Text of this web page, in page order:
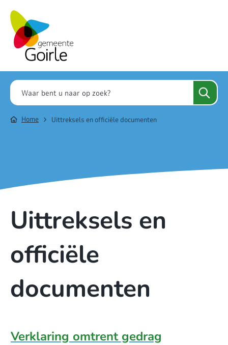
Home Uittreksels en officiële documenten
Uittreksels en
officiële
documenten
Verklaring omtrent gedrag